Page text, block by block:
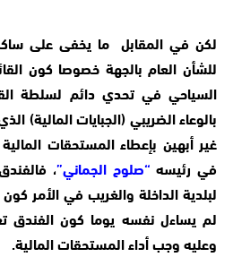
لكن في المقابل ما يخفى على
للشأن العام بالجهة خصوصا كون
السياحي في تحدي دائم لسلطة
بالوعاء الضريبي (الجبايات المالية)
غير أبهين بإعطاء المستحقات
في رئيسه “صلوح الجماني”،
لبلدية الداخلة والغريب في الأمر
لم يساءل نفسه يوما كون الفندق
وعليه وجب أداء المستحقات المالية.